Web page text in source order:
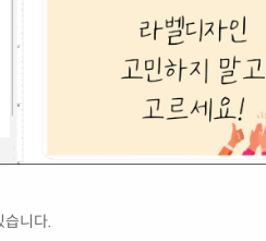
습니다.